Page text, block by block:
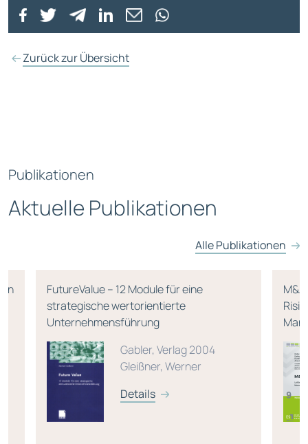
Zurück zur Übersicht
Publikationen
Aktuelle Publikationen
Alle Publikationen
FutureValue – 12 Module für eine
strategische wertorientierte
Unternehmensführung
Gabler, Verlag 2004
Gleißner, Werner
Details